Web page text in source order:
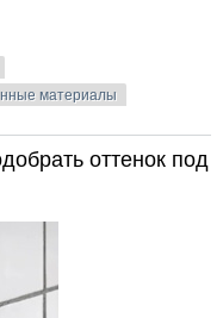
материалы
оттенок под